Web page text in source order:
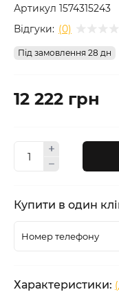
Артикул 1574315243
Відгуки: (0)
Під замовлення 28 дн
12 222 грн
Купити в один
Характеристики: